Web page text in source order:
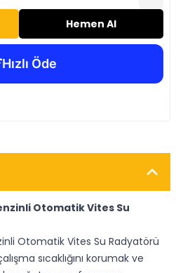
Hemen Al
Otomatik Vites Su
Otomatik Vites Su Radyatörü
sıcaklığını korumak ve